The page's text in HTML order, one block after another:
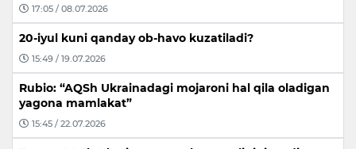
17:05 / 08.07.2026
20-iyul kuni qanday ob-havo kuzatiladi?
15:49 / 19.07.2026
Rubio: “AQSh Ukrainadagi mojaroni hal qila oladigan
yagona mamlakat”
15:45 / 22.07.2026